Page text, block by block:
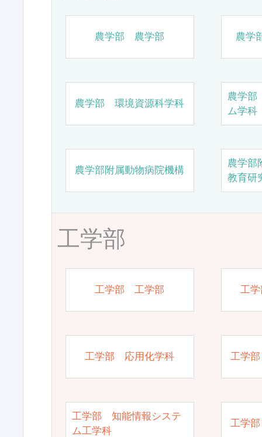
農学部 農学部 農学
農学部 環境資源科学科
農学
ム学科
農学部附属動物病院機構
農学部
教育研
工学部
工学部 工学部 工
工学部 応用化学科 工学
工学部 知能情報システ
ム工学科
工学